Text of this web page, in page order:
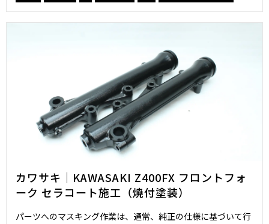
カワサキ｜KAWASAKI Z400FX フロントフォ
ーク セラコート施工（焼付塗装）
パーツへのマスキング作業は、通常、純正の仕様に基づいて行